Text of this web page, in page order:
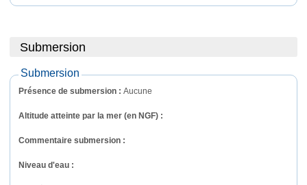
Submersion
Submersion
Présence de submersion : Aucune
Altitude atteinte par la mer (en NGF) :
Commentaire submersion :
Niveau d'eau :